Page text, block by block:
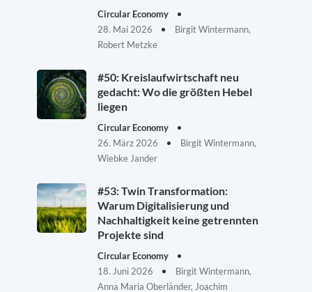
Circular Economy
28. Mai 2026
Birgit Wintermann,
Robert Metzke
#50: Kreislaufwirtschaft neu
gedacht: Wo die größten Hebel
liegen
Circular Economy
26. März 2026
Birgit Wintermann,
Wiebke Jander
#53: Twin Transformation:
Warum Digitalisierung und
Nachhaltigkeit keine getrennten
Projekte sind
Circular Economy
18. Juni 2026
Birgit Wintermann,
Anna Maria Oberländer, Joachim